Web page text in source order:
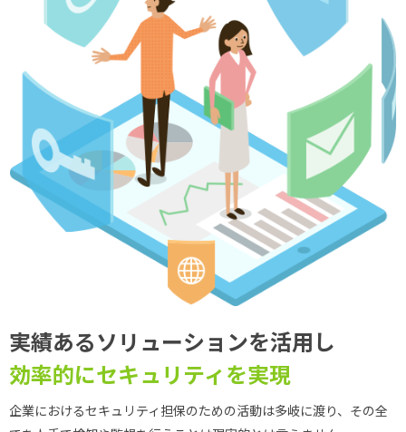
実績あるソリューションを活用し
効率的にセキュリティを実現
企業におけるセキュリティ担保のための活動は多岐に渡り、その全